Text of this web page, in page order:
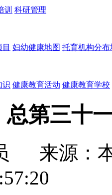
训 科研管理
妇幼健康地图 托育机构分布
识 健康教育活动 健康教育学校
总第三十
员 来源：